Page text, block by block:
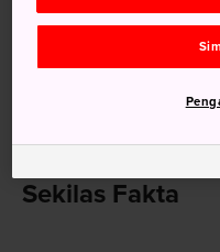
Wihara ini bisa diakses
Myooin bisa dicapai
Naiklah bus Tomotetsu
Wihara ini bisa dicapai
Sekilas Fakta